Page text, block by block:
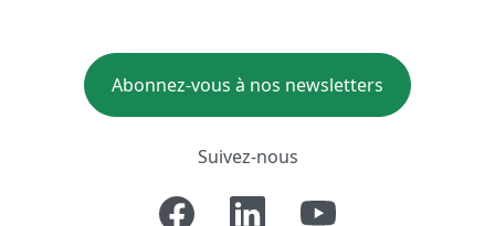
Abonnez-vous à nos newsletters
Suivez-nous